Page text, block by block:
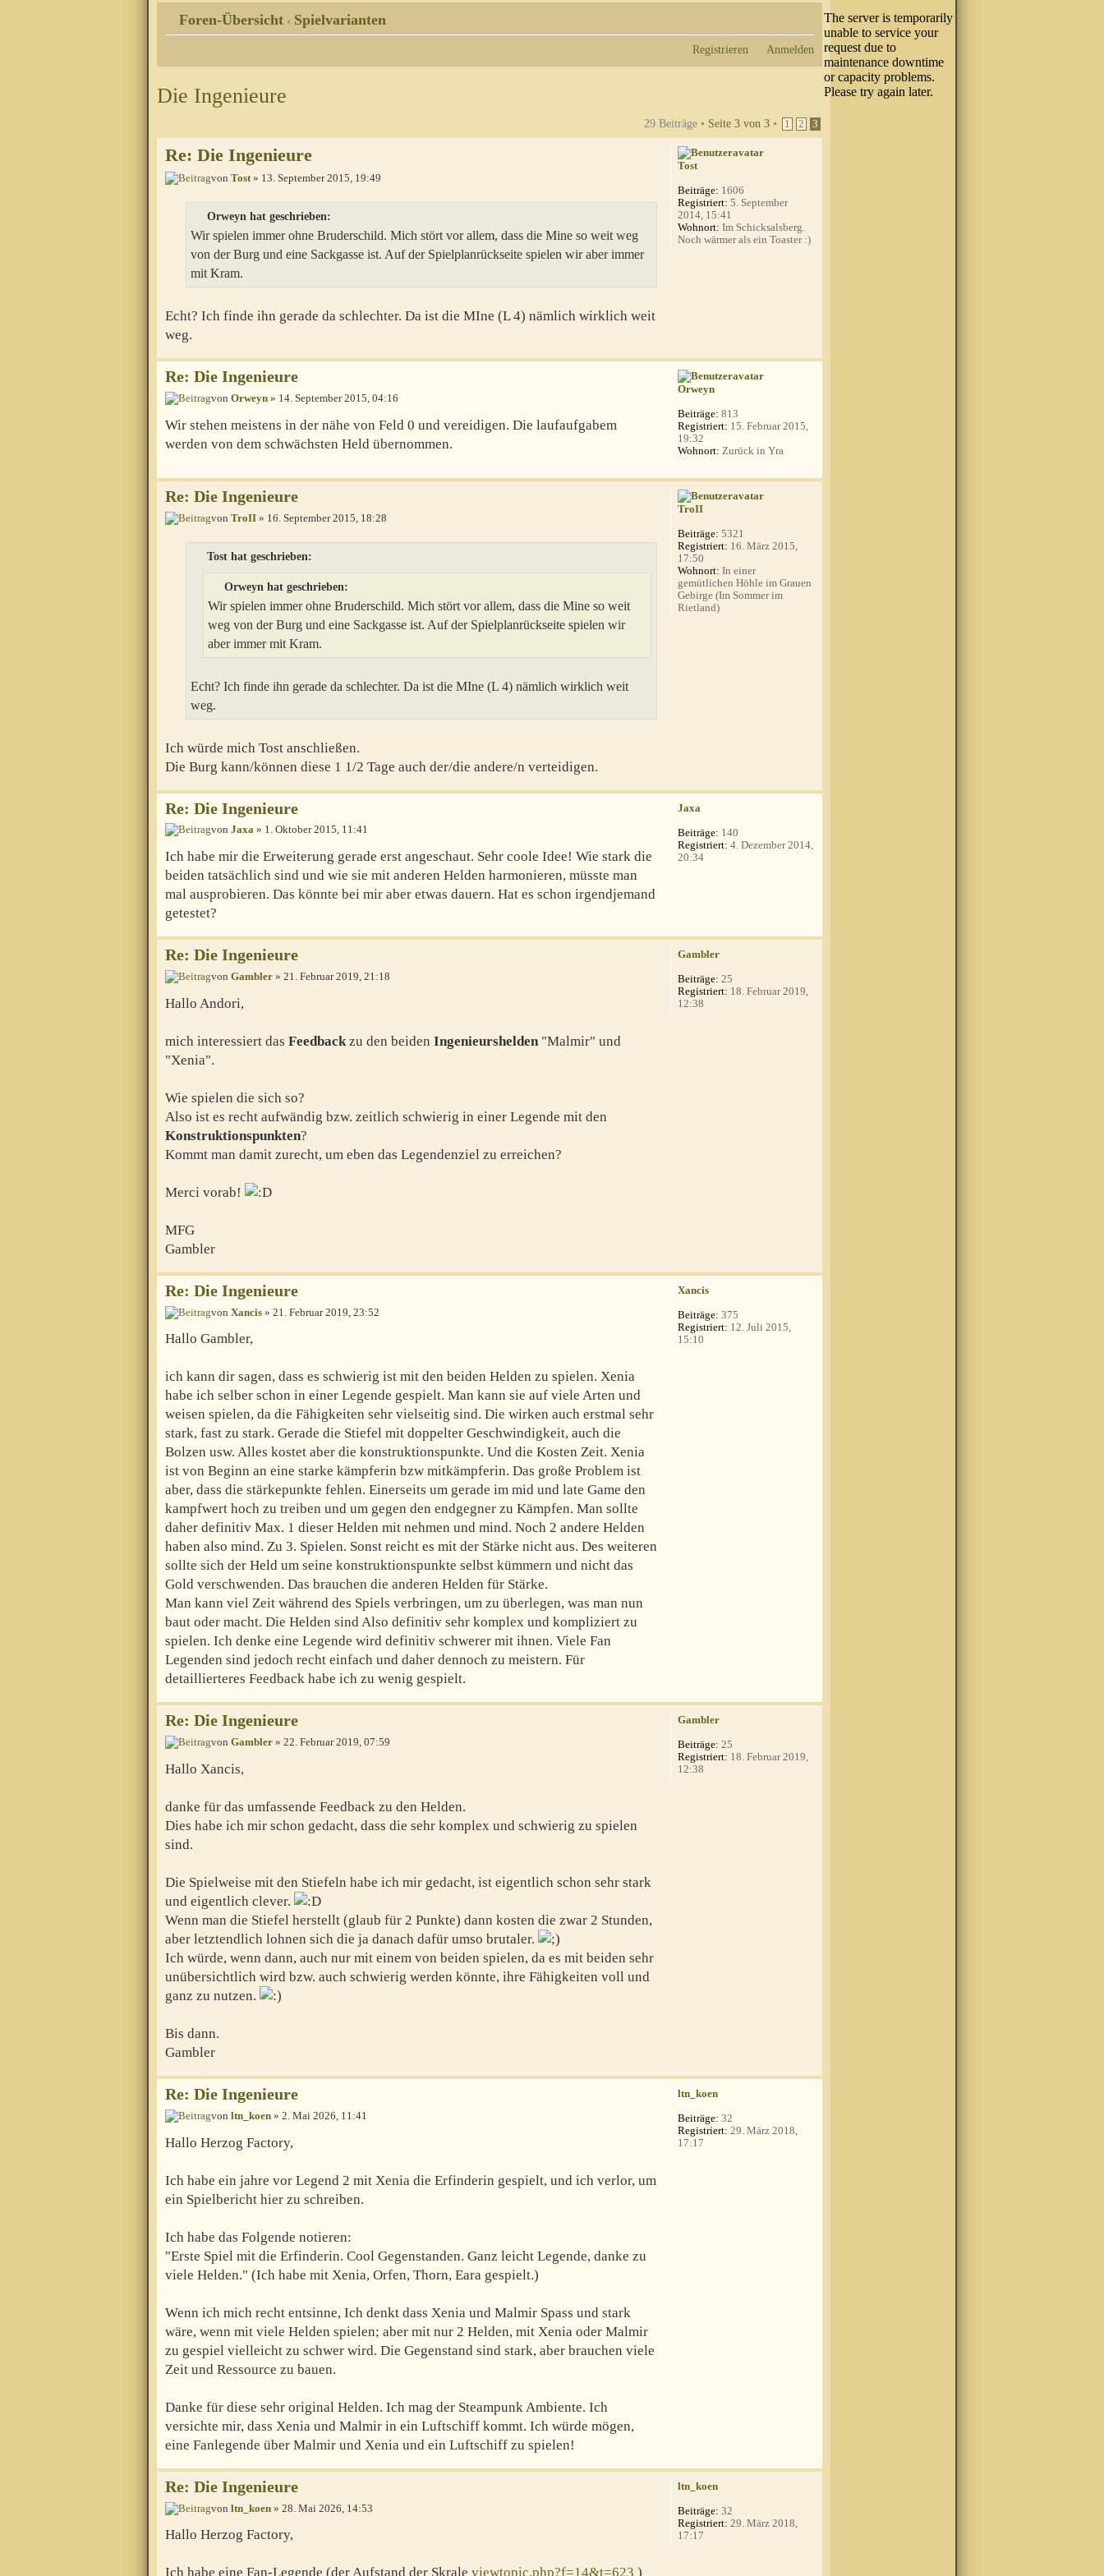
Foren-Übersicht ‹ Spielvarianten
Registrieren Anmelden
Die Ingenieure
29 Beiträge • Seite 3 von 3 • 1 2 3
Re: Die Ingenieure
von Tost» 13. September 2015, 19:49
Orweyn hat geschrieben:
Wir spielen immer ohne Bruderschild. Mich stört vor allem, dass die Mine so weit weg
von der Burg und eine Sackgasse ist. Auf der Spielplanrückseite spielen wir aber immer
mit Kram.
Echt? Ich finde ihn gerade da schlechter. Da ist die MIne (L 4) nämlich wirklich weit
weg.
Tost
Beiträge: 1606
Registriert: 5. September
2014, 15:41
Wohnort: Im Schicksalsberg.
Noch wärmer als ein Toaster :)
Re: Die Ingenieure
von Orweyn » 14. September 2015, 04:16
Wir stehen meistens in der nähe von Feld 0 und vereidigen. Die laufaufgabem
werden von dem schwächsten Held übernommen.
Orweyn
Beiträge: 813
Registriert: 15. Februar 2015,
19:32
Wohnort: Zurück in Yra
Re: Die Ingenieure
von TroII » 16. September 2015, 18:28
Tost hat geschrieben:
Orweyn hat geschrieben:
Wir spielen immer ohne Bruderschild. Mich stört vor allem, dass die Mine so weit
weg von der Burg und eine Sackgasse ist. Auf der Spielplanrückseite spielen wir
aber immer mit Kram.
Echt? Ich finde ihn gerade da schlechter. Da ist die MIne (L 4) nämlich wirklich weit
weg.
Ich würde mich Tost anschließen.
Die Burg kann/können diese 1 1/2 Tage auch der/die andere/n verteidigen.
TroII
Beiträge: 5321
Registriert: 16. März 2015,
17:50
Wohnort: In einer
gemütlichen Höhle im Grauen
Gebirge (Im Sommer im
Rietland)
Re: Die Ingenieure
von Jaxa » 1. Oktober 2015, 11:41
Ich habe mir die Erweiterung gerade erst angeschaut. Sehr coole Idee! Wie stark die
beiden tatsächlich sind und wie sie mit anderen Helden harmonieren, müsste man
mal ausprobieren. Das könnte bei mir aber etwas dauern. Hat es schon irgendjemand
getestet?
Jaxa
Beiträge: 140
Registriert: 4. Dezember 2014,
20:34
Re: Die Ingenieure
von Gambler » 21. Februar 2019, 21:18
Hallo Andori,
mich interessiert das Feedbackzu den beiden Ingenieurshelden"Malmir" und
"Xenia".
Wie spielen die sich so?
Also ist es recht aufwändig bzw. zeitlich schwierig in einer Legende mit den
Konstruktionspunkten?
Kommt man damit zurecht, um eben das Legendenziel zu erreichen?
Merci vorab!
MFG
Gambler
Gambler
Beiträge: 25
Registriert: 18. Februar 2019,
12:38
Re: Die Ingenieure
von Xancis » 21. Februar 2019, 23:52
Hallo Gambler,
ich kann dir sagen, dass es schwierig ist mit den beiden Helden zu spielen. Xenia
habe ich selber schon in einer Legende gespielt. Man kann sie auf viele Arten und
weisen spielen, da die Fähigkeiten sehr vielseitig sind. Die wirken auch erstmal sehr
stark, fast zu stark. Gerade die Stiefel mit doppelter Geschwindigkeit, auch die
Bolzen usw. Alles kostet aber die konstruktionspunkte. Und die Kosten Zeit. Xenia
ist von Beginn an eine starke kämpferin bzw mitkämpferin. Das große Problem ist
aber, dass die stärkepunkte fehlen. Einerseits um gerade im mid und late Game den
kampfwert hoch zu treiben und um gegen den endgegner zu Kämpfen. Man sollte
daher definitiv Max. 1 dieser Helden mit nehmen und mind. Noch 2 andere Helden
haben also mind. Zu 3. Spielen. Sonst reicht es mit der Stärke nicht aus. Des weiteren
sollte sich der Held um seine konstruktionspunkte selbst kümmern und nicht das
Gold verschwenden. Das brauchen die anderen Helden für Stärke.
Man kann viel Zeit während des Spiels verbringen, um zu überlegen, was man nun
baut oder macht. Die Helden sind Also definitiv sehr komplex und kompliziert zu
spielen. Ich denke eine Legende wird definitiv schwerer mit ihnen. Viele Fan
Legenden sind jedoch recht einfach und daher dennoch zu meistern. Für
detaillierteres Feedback habe ich zu wenig gespielt.
Xancis
Beiträge: 375
Registriert: 12. Juli 2015,
15:10
Re: Die Ingenieure
von Gambler » 22. Februar 2019, 07:59
Hallo Xancis,
danke für das umfassende Feedback zu den Helden.
Dies habe ich mir schon gedacht, dass die sehr komplex und schwierig zu spielen
sind.
Die Spielweise mit den Stiefeln habe ich mir gedacht, ist eigentlich schon sehr stark
und eigentlich clever.
Wenn man die Stiefel herstellt (glaub für 2 Punkte) dann kosten die zwar 2 Stunden,
aber letztendlich lohnen sich die ja danach dafür umso brutaler.
Ich würde, wenn dann, auch nur mit einem von beiden spielen, da es mit beiden sehr
unübersichtlich wird bzw. auch schwierig werden könnte, ihre Fähigkeiten voll und
ganz zu nutzen.
Bis dann.
Gambler
Gambler
Beiträge: 25
Registriert: 18. Februar 2019,
12:38
Re: Die Ingenieure
von ltn_koen » 2. Mai 2026, 11:41
Hallo Herzog Factory,
Ich habe ein jahre vor Legend 2 mit Xenia die Erfinderin gespielt, und ich verlor, um
ein Spielbericht hier zu schreiben.
Ich habe das Folgende notieren:
"Erste Spiel mit die Erfinderin. Cool Gegenstanden. Ganz leicht Legende, danke zu
viele Helden." (Ich habe mit Xenia, Orfen, Thorn, Eara gespielt.)
Wenn ich mich recht entsinne, Ich denkt dass Xenia und Malmir Spass und stark
wäre, wenn mit viele Helden spielen; aber mit nur 2 Helden, mit Xenia oder Malmir
zu gespiel vielleicht zu schwer wird. Die Gegenstand sind stark, aber brauchen viele
Zeit und Ressource zu bauen.
Danke für diese sehr original Helden. Ich mag der Steampunk Ambiente. Ich
versichte mir, dass Xenia und Malmir in ein Luftschiff kommt. Ich würde mögen,
eine Fanlegende über Malmir und Xenia und ein Luftschiff zu spielen!
ltn_koen
Beiträge: 32
Registriert: 29. März 2018,
17:17
Re: Die Ingenieure
von ltn_koen » 28. Mai 2026, 14:53
Hallo Herzog Factory,
Ich habe eine Fan-Legende (der Aufstand der Skrale viewtopic.php?f=14&t=623 )
ltn_koen
Beiträge: 32
Registriert: 29. März 2018,
17:17